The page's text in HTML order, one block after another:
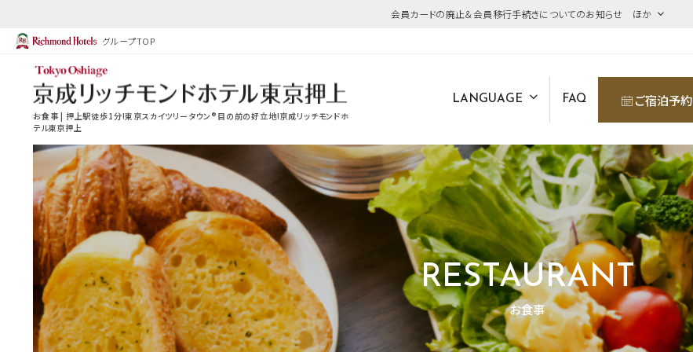
会員カードの廃止＆会員移行手続きについてのお知らせ ほか
グループTOP
お食事 | 押上駅徒歩1分!東京スカイツリータウン®目の前の好立地!京成リッチモンドホ
テル東京押上
LANGUAGE FAQ ご宿泊予約
RESTAURANT
お食事